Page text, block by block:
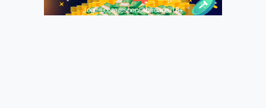
Jogue com responsabilidade. 18+